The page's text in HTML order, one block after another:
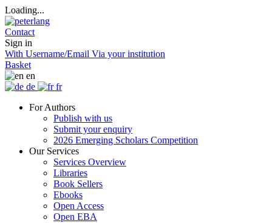
Loading...
Contact
Sign in
With Username/Email Via your institution
Basket
en
de
fr
For Authors
Publish with us
Submit your enquiry
2026 Emerging Scholars Competition
Our Services
Services Overview
Libraries
Book Sellers
Ebooks
Open Access
Open EBA